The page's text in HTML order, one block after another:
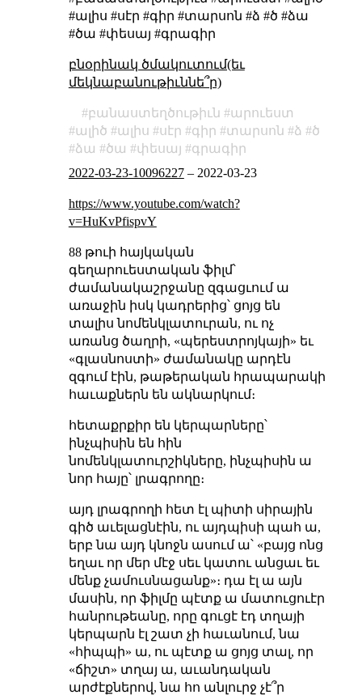
#ալիս #սէր #գիր #տարսոն #ձ #ծ #ձա
#ծա #փեսայ #գրագիր
բնօրինակ ծմակուտում(եւ
մեկնաբանութիւննե՞ր)
բանաստեղծութիւն
արուեստ
ալիծ
ալիս սէր գիր տարսոն ձ
ծ
ձա
ծա փեսայ
գրագիր
2022-03-23-10096227– 2022-03-23
https://www.youtube.com/watch?
v=HuKvPfispvY
88 թուի հայկական
գեղարուեստական ֆիլմ՝
ժամանակաշրջանը զգացւում ա
առաջին իսկ կադրերից՝ ցոյց են
տալիս նոմենկլատուրան, ու ոչ
առանց ծաղրի, «պերեստրոյկայի» եւ
«գլասնոստի» ժամանակը արդէն
զգում էին, թաթերական հրապարակի
հաւաքներն են ակնարկում։
հետաքրքիր են կերպարները՝
ինչպիսին են հին
նոմենկլատուրշիկները, ինչպիսին ա
նոր հայը՝ լրագրողը։
այդ լրագրողի հետ էլ պիտի սիրային
գիծ աւելացնէին, ու այդպիսի պահ ա,
երբ նա այդ կնոջն ասում ա՝ «բայց ոնց
եղաւ որ մեր մէջ սեւ կատու անցաւ եւ
մենք չամուսնացանք»։ դա էլ ա այն
մասին, որ ֆիլմը պէտք ա մատուցուէր
հանրութեանը, որը գուցէ էդ տղայի
կերպարն էլ շատ չի հաւանում, նա
«հիպպի» ա, ու պէտք ա ցոյց տալ, որ
«ճիշտ» տղայ ա, աւանդական
արժէքներով, նա հո անլուրջ չէ՞ր